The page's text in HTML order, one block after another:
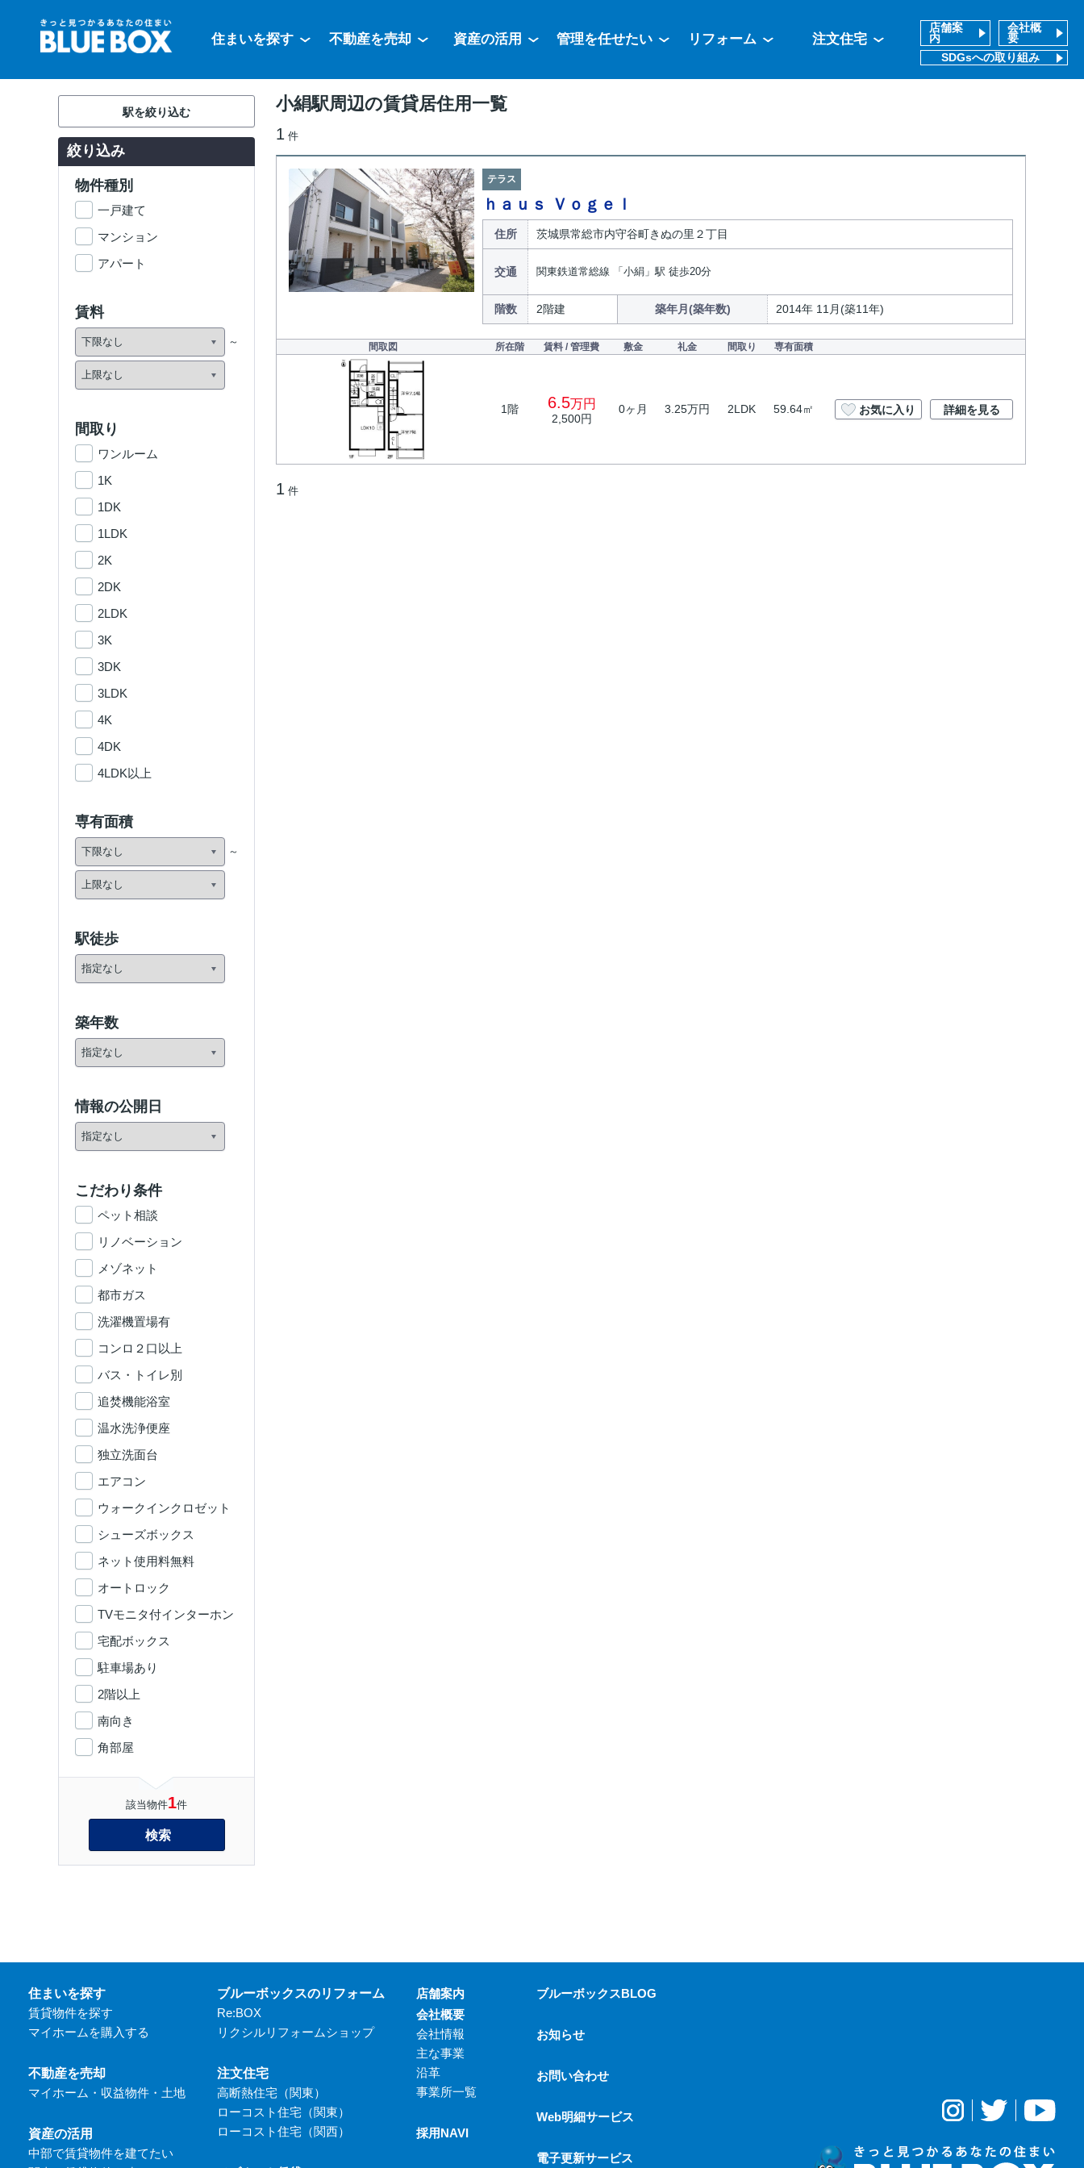
住まいを探す 不動産を売却 資産の活用 管理を任せたい リフォーム 注文住宅
店舗案
内
会社概
要
SDGsへの取り組み
小絹駅周辺の賃貸居住用一覧
1 件
テラス
ｈａｕｓ Ｖｏｇｅｌ
住所 茨城県常総市内守谷町きぬの里２丁目
交通 関東鉄道常総線 「小絹」駅 徒歩20分
階数 2階建 築年月(築年数) 2014年 11月(築11年)
間取図 所在階 賃料 / 管理費 敷金 礼金 間取り 専有面積
1階 6.5万円
2,500円
0ヶ月 3.25万円 2LDK 59.64㎡ お気に入り 詳細を見る
1 件
駅を絞り込む
絞り込み
物件種別
一戸建て
マンション
アパート
賃料
間取り
ワンルーム
1K
1DK
1LDK
2K
2DK
2LDK
3K
3DK
3LDK
4K
4DK
4LDK以上
専有面積
駅徒歩
築年数
情報の公開日
こだわり条件
ペット相談
リノベーション
メゾネット
都市ガス
洗濯機置場有
コンロ２口以上
バス・トイレ別
追焚機能浴室
温水洗浄便座
独立洗面台
エアコン
ウォークインクロゼット
シューズボックス
ネット使用料無料
オートロック
TVモニタ付インターホン
宅配ボックス
駐車場あり
2階以上
南向き
角部屋
該当物件1件
検索
住まいを探す
賃貸物件を探す
マイホームを購入する
不動産を売却
マイホーム・収益物件・土地
資産の活用
中部で賃貸物件を建てたい
ブルーボックスのリフォーム
Re:BOX
リクシルリフォームショップ
注文住宅
高断熱住宅（関東）
ローコスト住宅（関東）
ローコスト住宅（関西）
店舗案内
会社概要
会社情報
主な事業
沿革
事業所一覧
採用NAVI
ブルーボックスBLOG
お知らせ
お問い合わせ
Web明細サービス
電子更新サービス